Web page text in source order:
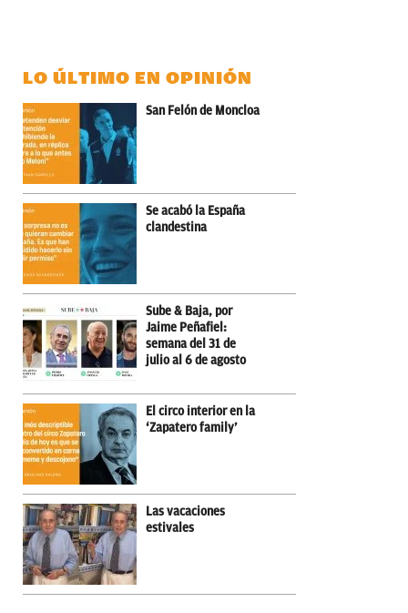
LO ÚLTIMO EN OPINIÓN
San Felón de Moncloa
Se acabó la España
clandestina
Sube & Baja, por
Jaime Peñafiel:
semana del 31 de
julio al 6 de agosto
El circo interior en la
‘Zapatero family’
Las vacaciones
estivales